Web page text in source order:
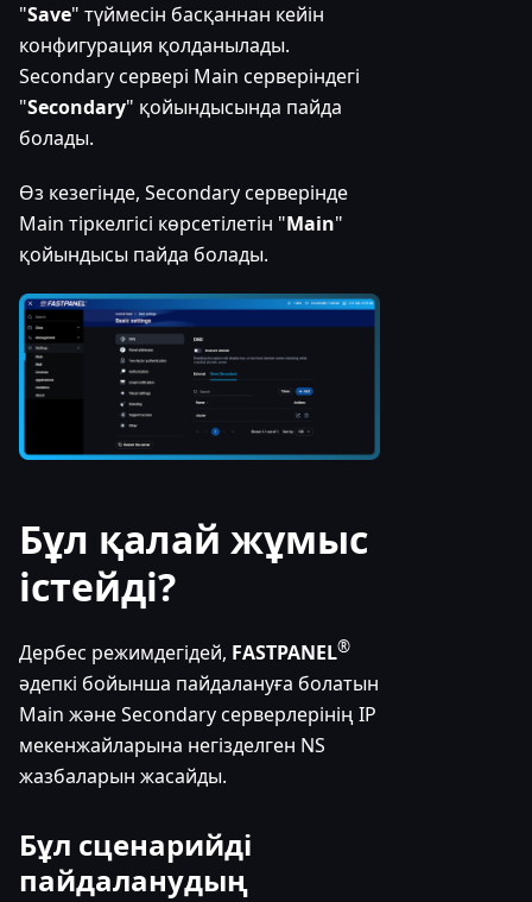
"Save" түймесін басқаннан кейін
конфигурация қолданылады.
Secondary сервері Main серверіндегі
"Secondary" қойындысында пайда
болады.
Өз кезегінде, Secondary серверінде
Main тіркелгісі көрсетілетін "Main"
қойындысы пайда болады.
Бұл қалай жұмыс
істейді?
Дербес режимдегідей, FASTPANEL®
әдепкі бойынша пайдалануға болатын
Main және Secondary серверлерінің IP
мекенжайларына негізделген NS
жазбаларын жасайды.
Бұл сценарийді
пайдаланудың